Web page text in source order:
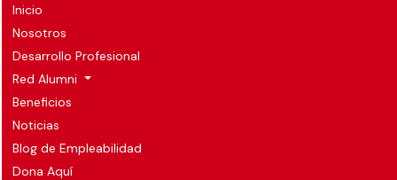
Inicio
Nosotros
Desarrollo Profesional
Red Alumni
Beneficios
Noticias
Blog de Empleabilidad
Dona Aquí